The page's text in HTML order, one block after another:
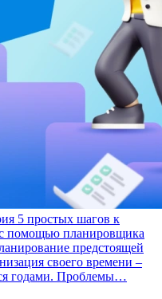
5 простых шагов к
помощью планировщика
предстоящей
своего времени –
годами. Проблемы…